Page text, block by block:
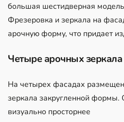
большая шестидверная
Фрезеровка и зеркала на
арочную форму, что придает
Четыре арочных зеркала
На четырех фасадах
зеркала закругленной формы.
визуально просторнее